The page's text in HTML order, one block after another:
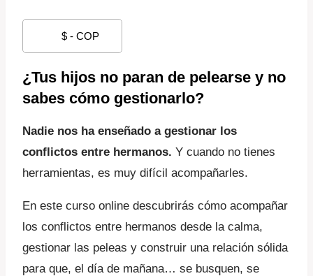
precio
$ 166.270,69.
es:
$ 141.330,09.
$ - COP
¿Tus hijos no paran de pelearse y no
sabes cómo gestionarlo?
Nadie nos ha enseñado a gestionar los
conflictos entre hermanos. Y cuando no tienes
herramientas, es muy difícil acompañarles.
En este curso online descubrirás cómo acompañar
los conflictos entre hermanos desde la calma,
gestionar las peleas y construir una relación sólida
para que, el día de mañana… se busquen, se